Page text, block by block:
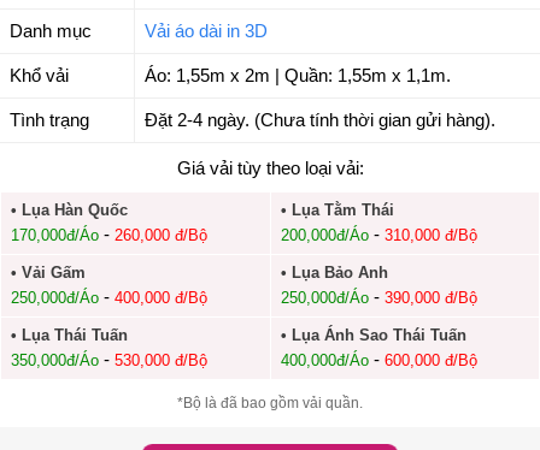
Danh mục Vải áo dài in 3D
Khổ vải Áo: 1,55m x 2m | Quần: 1,55m x 1,1m.
Tình trạng Đặt 2-4 ngày. (Chưa tính thời gian gửi hàng).
Giá vải tùy theo loại vải:
• Lụa Hàn Quốc
170,000đ/Áo - 260,000 đ/Bộ
• Lụa Tằm Thái
200,000đ/Áo- 310,000 đ/Bộ
• Vải Gấm
250,000đ/Áo - 400,000 đ/Bộ
• Lụa Bảo Anh
250,000đ/Áo- 390,000 đ/Bộ
• Lụa Thái Tuấn
350,000đ/Áo - 530,000 đ/Bộ
• Lụa Ánh Sao Thái Tuấn
400,000đ/Áo- 600,000 đ/Bộ
*Bộ là đã bao gồm vải quần.